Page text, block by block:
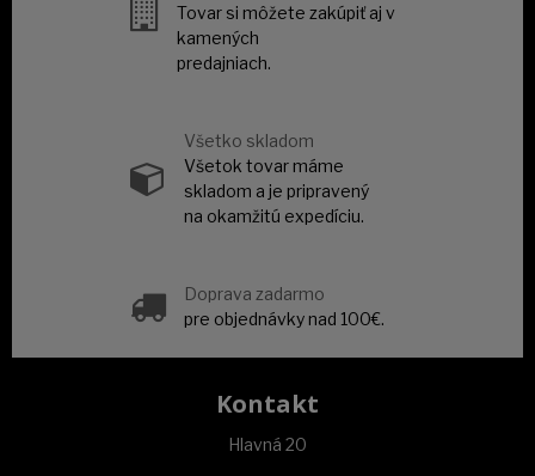
Tovar si môžete zakúpiť aj v
kamených
predajniach.
Všetko skladom
Všetok tovar máme
skladom a je pripravený
na okamžitú expedíciu.
Doprava zadarmo
pre objednávky nad 100€.
Kontakt
Hlavná 20